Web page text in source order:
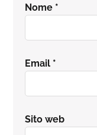
Nome *
Email *
Sito web